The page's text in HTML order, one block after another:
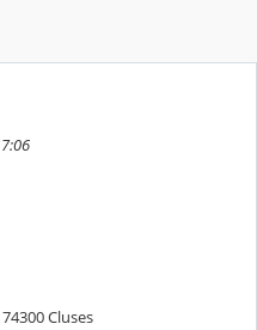
Cluses